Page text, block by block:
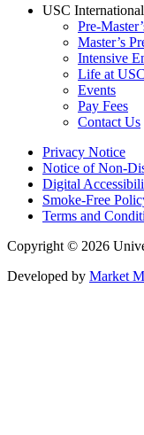
USC
Pre-
Master’s
Intensive
Life at USC
Events
Pay Fees
Contact Us
Privacy Notice
Notice of Non-
Digital
Smoke-Free
Terms and
Copyright © 2026
Developed by Market